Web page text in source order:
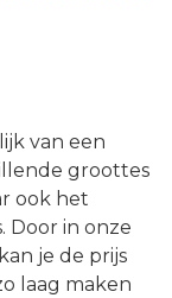
van een
groottes
ook het
Door in onze
je de prijs
laag maken